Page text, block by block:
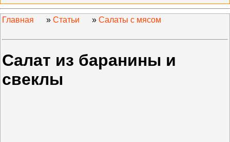
Главная » Статьи » Салаты с мясом
Салат из баранины и
свеклы